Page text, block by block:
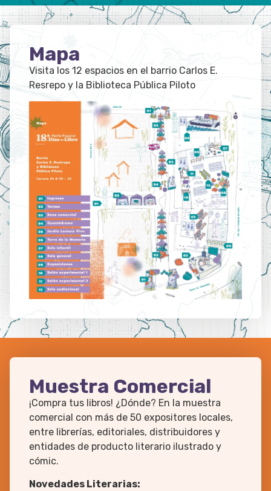
Mapa
Visita los 12 espacios en el barrio Carlos E.
Resrepo y la Biblioteca Pública Piloto
Muestra Comercial
¡Compra tus libros! ¿Dónde? En la muestra
comercial con más de 50 expositores locales,
entre librerías, editoriales, distribuidores y
entidades de producto literario ilustrado y
cómic.
Novedades Literarias: